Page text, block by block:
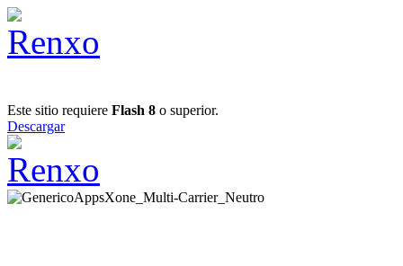
Este sitio requiere Flash 8 o superior.
Descargar